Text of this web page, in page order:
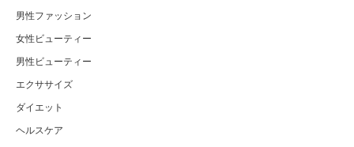
男性ファッション
女性ビューティー
男性ビューティー
エクササイズ
ダイエット
ヘルスケア